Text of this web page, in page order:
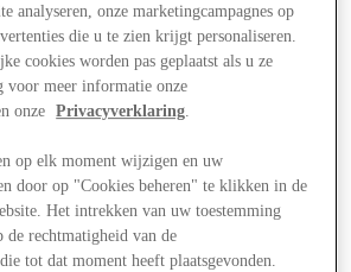
analyseren, onze marketingcampagnes op
die u te zien krijgt personaliseren.
cookies worden pas geplaatst als u ze
voor meer informatie onze
onze Privacyverklaring.
op elk moment wijzigen en uw
door op "Cookies beheren" te klikken in de
Het intrekken van uw toestemming
de rechtmatigheid van de
tot dat moment heeft plaatsgevonden.